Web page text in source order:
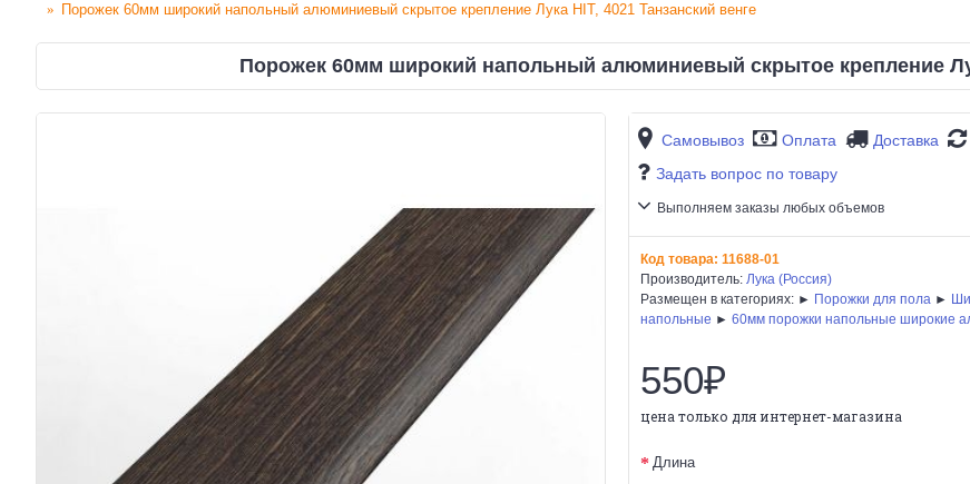
Порожек 60мм широкий напольный алюминиевый скрытое крепление Лука HIT, 4021 Танзанский венге
Порожек 60мм широкий напольный алюминиевый скрытое крепление
Самовывоз Оплата Доставка
Задать вопрос по товару
Выполняем заказы любых объемов
Код товара: 11688-01
Производитель: Лука (Россия)
Размещен в категориях: ► Порожки для пола ►
напольные ► 60мм порожки напольные широкие
550₽
цена только для интернет-магазина
Длина